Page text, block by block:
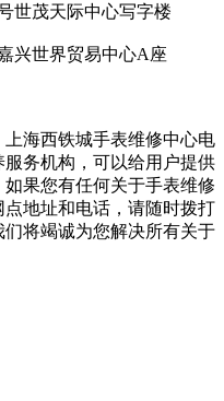
世茂天际中心写字楼
兴世界贸易中心A座
海西铁城手表维修中心电
务机构，可以给用户提供
果您有任何关于手表维修
地址和电话，请随时拨打
将竭诚为您解决所有关于